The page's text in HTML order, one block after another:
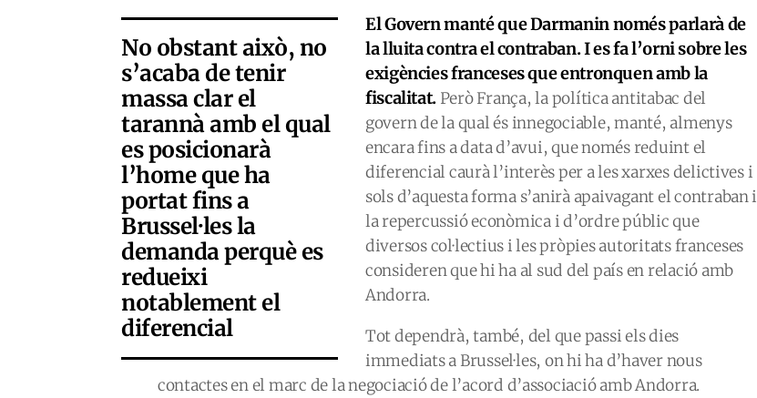
No obstant això, no
s’acaba de tenir
massa clar el
tarannà amb el qual
es posicionarà
l’home que ha
portat fins a
Brussel·les la
demanda perquè es
redueixi
notablement el
diferencial
El Govern manté que Darmanin només parlarà de
la lluita contra el contraban. I es fa l’orni sobre les
exigències franceses que entronquen amb la
fiscalitat. Però França, la política antitabac del
govern de la qual és innegociable, manté, almenys
encara fins a data d’avui, que només reduint el
diferencial caurà l’interès per a les xarxes delictives i
sols d’aquesta forma s’anirà apaivagant el contraban i
la repercussió econòmica i d’ordre públic que
diversos col·lectius i les pròpies autoritats franceses
consideren que hi ha al sud del país en relació amb
Andorra.
Tot dependrà, també, del que passi els dies
immediats a Brussel·les, on hi ha d’haver nous
contactes en el marc de la negociació de l’acord d’associació amb Andorra.